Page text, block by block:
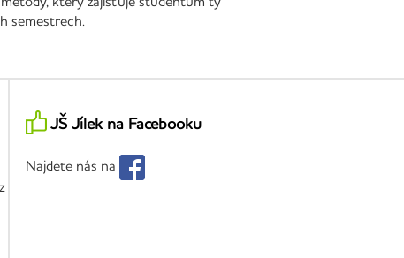
semestrech.
JŠ Jílek na Facebooku
Najdete nás na